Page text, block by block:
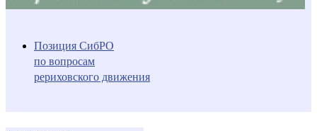
Позиция СибРО
по вопросам
рериховского движения